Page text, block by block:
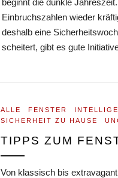
Einbruchszahlen wieder
deshalb eine
scheitert, gibt es gute
ALLE FENSTER
SICHERHEIT ZU HAUSE
TIPPS ZUM
Von klassisch bis